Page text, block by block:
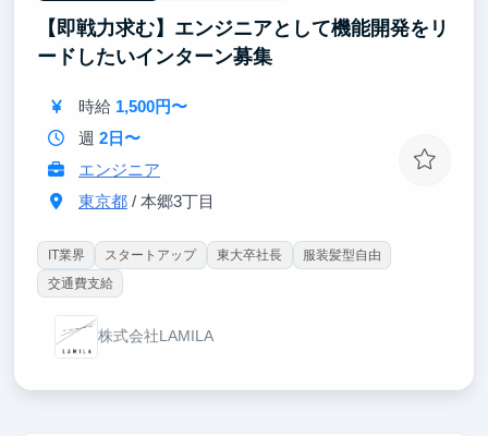
【即戦力求む】エンジニアとして機能開発をリ
ードしたいインターン募集
時給 1,500円〜
週 2日〜
エンジニア
東京都/ 本郷3丁目
IT業界 スタートアップ 東大卒社長
服装髪型自由
交通費支給
株式会社LAMILA